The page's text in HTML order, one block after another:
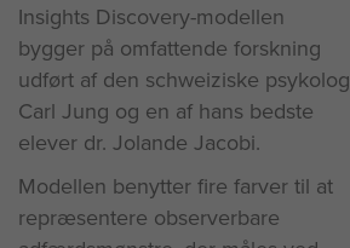
Insights Discovery-modellen
bygger på omfattende forskning
udført af den schweiziske psykolog
Carl Jung og en af hans bedste
elever dr. Jolande Jacobi.
Modellen benytter fire farver til at
repræsentere observerbare